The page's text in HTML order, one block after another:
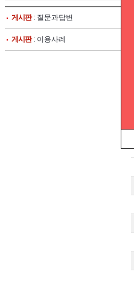
게시판: 질문과답변
게시판: 이용사례